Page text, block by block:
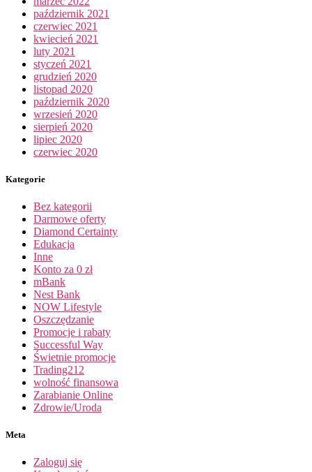
październik 2021
czerwiec 2021
kwiecień 2021
luty 2021
styczeń 2021
grudzień 2020
listopad 2020
październik 2020
wrzesień 2020
sierpień 2020
lipiec 2020
czerwiec 2020
Kategorie
Bez kategorii
Darmowe oferty
Diamond Certainty
Edukacja
Inne
Konto za 0 zł
mBank
Nest Bank
NOW Lifestyle
Oszczędzanie
Promocje i rabaty
Successful Way
Świetnie promocje
Trading212
wolność finansowa
Zarabianie Online
Zdrowie/Uroda
Meta
Zaloguj się